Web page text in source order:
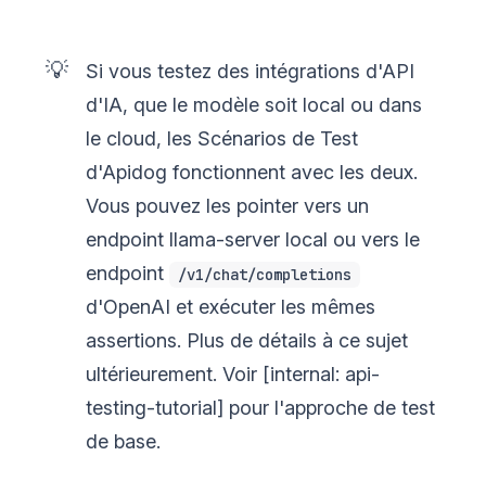
💡
Si vous testez des intégrations d'API
d'IA, que le modèle soit local ou dans
le cloud, les Scénarios de Test
d'Apidog fonctionnent avec les deux.
Vous pouvez les pointer vers un
endpoint llama-server local ou vers le
endpoint
/v1/chat/completions
d'OpenAI et exécuter les mêmes
assertions. Plus de détails à ce sujet
ultérieurement. Voir [internal: api-
testing-tutorial] pour l'approche de test
de base.